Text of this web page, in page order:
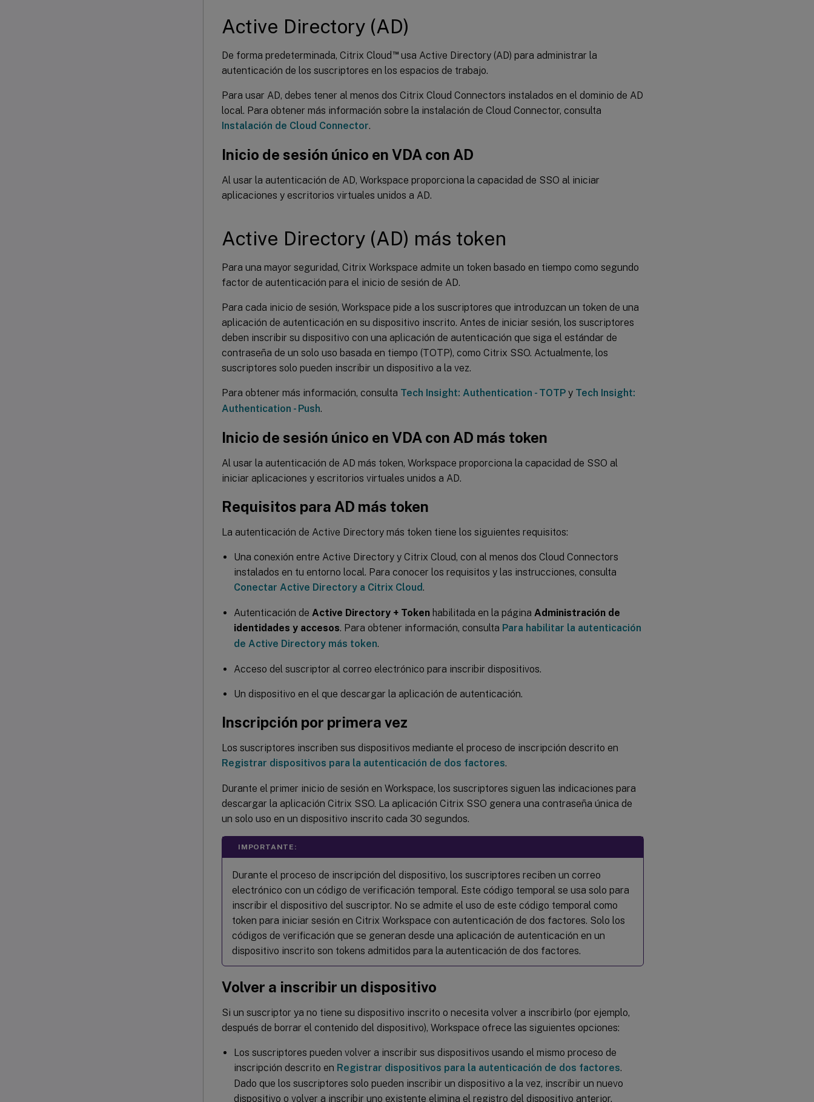
Active Directory (AD)
De forma predeterminada, Citrix Cloud ™usa Active Directory (AD) para administrar la
autenticación de los suscriptores en los espacios de trabajo.
Para usar AD, debes tener al menos dos Citrix Cloud Connectors instalados en el dominio de AD
local. Para obtener más información sobre la instalación de Cloud Connector, consulta
Instalación de Cloud Connector.
Inicio de sesión único en VDA con AD
Al usar la autenticación de AD, Workspace proporciona la capacidad de SSO al iniciar
aplicaciones y escritorios virtuales unidos a AD.
Active Directory (AD) más token
Para una mayor seguridad, Citrix Workspace admite un token basado en tiempo como segundo
factor de autenticación para el inicio de sesión de AD.
Para cada inicio de sesión, Workspace pide a los suscriptores que introduzcan un token de una
aplicación de autenticación en su dispositivo inscrito. Antes de iniciar sesión, los suscriptores
deben inscribir su dispositivo con una aplicación de autenticación que siga el estándar de
contraseña de un solo uso basada en tiempo (TOTP), como Citrix SSO. Actualmente, los
suscriptores solo pueden inscribir un dispositivo a la vez.
Para obtener más información, consulta Tech Insight: Authentication - TOTP y Tech Insight:
Authentication - Push.
Inicio de sesión único en VDA con AD más token
Al usar la autenticación de AD más token, Workspace proporciona la capacidad de SSO al
iniciar aplicaciones y escritorios virtuales unidos a AD.
Requisitos para AD más token
La autenticación de Active Directory más token tiene los siguientes requisitos:
Una conexión entre Active Directory y Citrix Cloud, con al menos dos Cloud Connectors
instalados en tu entorno local. Para conocer los requisitos y las instrucciones, consulta
Conectar Active Directory a Citrix Cloud.
Autenticación de Active Directory + Token habilitada en la página Administración de
identidades y accesos. Para obtener información, consulta Para habilitar la autenticación
de Active Directory más token.
Acceso del suscriptor al correo electrónico para inscribir dispositivos.
Un dispositivo en el que descargar la aplicación de autenticación.
Inscripción por primera vez
Los suscriptores inscriben sus dispositivos mediante el proceso de inscripción descrito en
Registrar dispositivos para la autenticación de dos factores.
Durante el primer inicio de sesión en Workspace, los suscriptores siguen las indicaciones para
descargar la aplicación Citrix SSO. La aplicación Citrix SSO genera una contraseña única de
un solo uso en un dispositivo inscrito cada 30 segundos.
IMPORTANTE:
Durante el proceso de inscripción del dispositivo, los suscriptores reciben un correo
electrónico con un código de verificación temporal. Este código temporal se usa solo para
inscribir el dispositivo del suscriptor. No se admite el uso de este código temporal como
token para iniciar sesión en Citrix Workspace con autenticación de dos factores. Solo los
códigos de verificación que se generan desde una aplicación de autenticación en un
dispositivo inscrito son tokens admitidos para la autenticación de dos factores.
Volver a inscribir un dispositivo
Si un suscriptor ya no tiene su dispositivo inscrito o necesita volver a inscribirlo (por ejemplo,
después de borrar el contenido del dispositivo), Workspace ofrece las siguientes opciones:
Los suscriptores pueden volver a inscribir sus dispositivos usando el mismo proceso de
inscripción descrito en Registrar dispositivos para la autenticación de dos factores.
Dado que los suscriptores solo pueden inscribir un dispositivo a la vez, inscribir un nuevo
dispositivo o volver a inscribir uno existente elimina el registro del dispositivo anterior.